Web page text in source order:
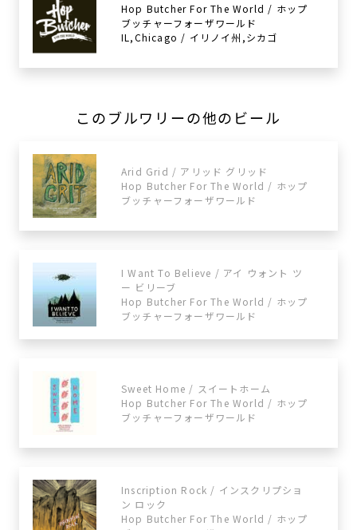
Hop Butcher For The World / ホップ
ブッチャーフォーザワールド
IL,Chicago / イリノイ州,シカゴ
このブルワリーの他のビール
Arid Grid / アリッド グリッド
Hop Butcher For The World / ホップ
ブッチャーフォーザワールド
I Want To Believe / アイ ウォント ツ
ー ビリーブ
Hop Butcher For The World / ホップ
ブッチャーフォーザワールド
Sweet Home / スイートホーム
Hop Butcher For The World / ホップ
ブッチャーフォーザワールド
Inscription Rock / インスクリプショ
ン ロック
Hop Butcher For The World / ホップ